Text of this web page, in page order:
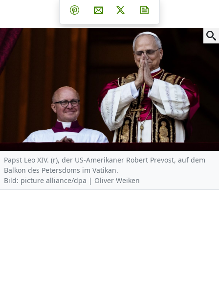
Teilen auf Facebook
Teilen auf Whatsapp
Teilen auf Telegram
Teilen auf Pinterest
Per E-Mail teilen
Post auf X
Papst Leo XIV. (r), der US-Amerikaner Robert Prevost, auf dem
Balkon des Petersdoms im Vatikan.
Bild: picture alliance/dpa | Oliver Weiken